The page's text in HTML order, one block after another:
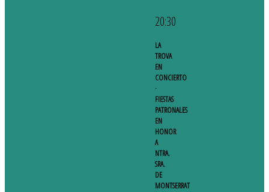
20:30
LA
TROVA
EN
CONCIERTO
·
FIESTAS
PATRONALES
EN
HONOR
A
NTRA.
SRA.
DE
MONTSERRAT